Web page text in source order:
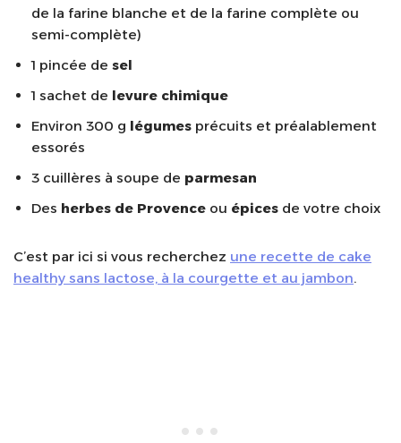
de la farine blanche et de la farine complète ou
semi-complète)
1 pincée de sel
1 sachet de levure chimique
Environ 300 g légumes précuits et préalablement
essorés
3 cuillères à soupe de parmesan
Des herbes de Provence ou épices de votre choix
C’est par ici si vous recherchez une recette de cake
healthy sans lactose, à la courgette et au jambon.